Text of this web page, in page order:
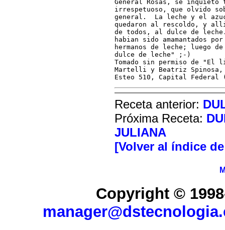
General Rosas, se inquieto
irrespetuoso, que olvido
general.  La leche y el
quedaron al rescoldo, y
de todos, al dulce de
habian sido amamantados
hermanos de leche; luego
dulce de leche" ;-)
Tomado sin permiso de
Martelli y Beatriz
Esteo 510, Capital Federal
Receta anterior:
Próxima Receta:
JULIANA
[Volver al índice
Copyright ©